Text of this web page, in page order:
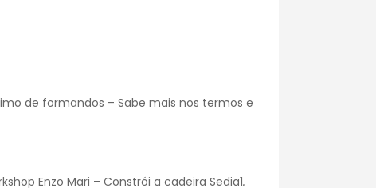
de formandos – Sabe mais nos termos e
Enzo Mari – Constrói a cadeira Sedia1.